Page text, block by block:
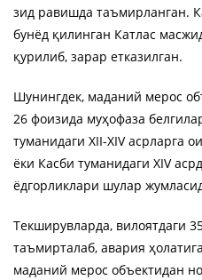
зид равишда таъмирланган.
бунёд қилинган Катлас
қурилиб, зарар етказилган.
Шунингдек, маданий мерос
26 фоизида муҳофаза
туманидаги XII-XIV асрларга
ёки Касби туманидаги XIV
ёдгорликлари шулар
Текширувларда, вилоятдаги
таъмирталаб, авария
маданий мерос объектидан